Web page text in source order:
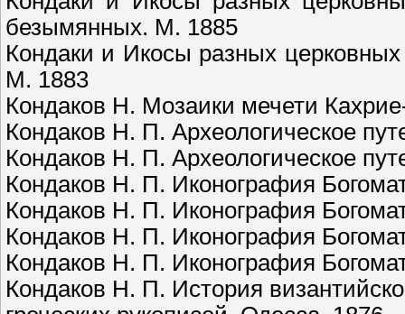
безымянных. М. 1885
Кондаки и Икосы разных
М. 1883
Кондаков Н. Мозаики мечети
Кондаков Н. П. Археологическое
Кондаков Н. П. Археологическое
Кондаков Н. П. Иконография
Кондаков Н. П. Иконография
Кондаков Н. П. Иконография
Кондаков Н. П. Иконография
Кондаков Н. П. История